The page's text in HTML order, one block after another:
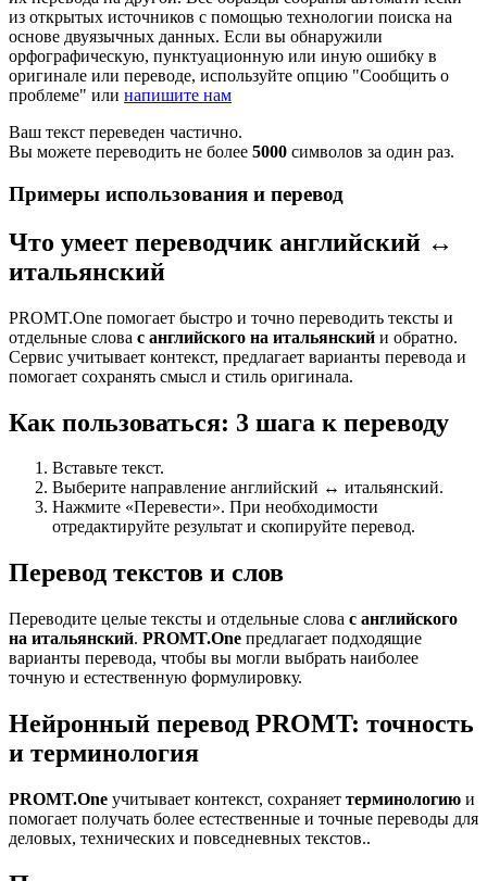
из открытых источников с помощью технологии поиска на
основе двуязычных данных. Если вы обнаружили
орфографическую, пунктуационную или иную ошибку в
оригинале или переводе, используйте опцию "Сообщить о
проблеме" или напишите нам
Ваш текст переведен частично.
Вы можете переводить не более 5000 символов за один раз.
Примеры использования и перевод
Что умеет переводчик английский ↔
итальянский
PROMT.One помогает быстро и точно переводить тексты и
отдельные слова с английского на итальянский и обратно.
Сервис учитывает контекст, предлагает варианты перевода и
помогает сохранять смысл и стиль оригинала.
Как пользоваться: 3 шага к переводу
Вставьте текст.
Выберите направление английский ↔ итальянский.
Нажмите «Перевести». При необходимости
отредактируйте результат и скопируйте перевод.
Перевод текстов и слов
Переводите целые тексты и отдельные слова с английского
на итальянский. PROMT.One предлагает подходящие
варианты перевода, чтобы вы могли выбрать наиболее
точную и естественную формулировку.
Нейронный перевод PROMT: точность
и терминология
PROMT.One учитывает контекст, сохраняет терминологию и
помогает получать более естественные и точные переводы для
деловых, технических и повседневных текстов..